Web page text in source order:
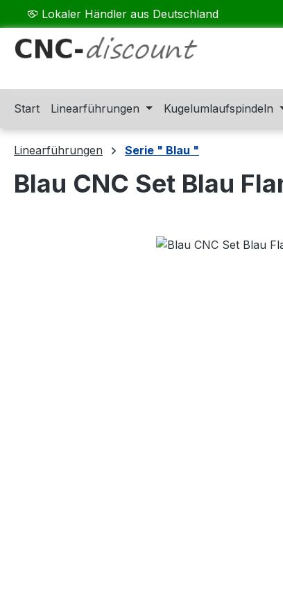
Hauptinhalt springen
Zur Suche springen
Zur Hauptnavigation springen
Lokaler Händler aus Deutschland
Start Linearführungen Kugelumlaufspindeln
Linearführungen Serie " Blau "
Blau CNC Set Blau